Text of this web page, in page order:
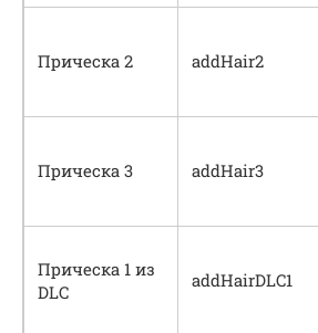
Прическа 2 addHair2
Прическа 3 addHair3
Прическа 1 из
DLC
addHairDLC1